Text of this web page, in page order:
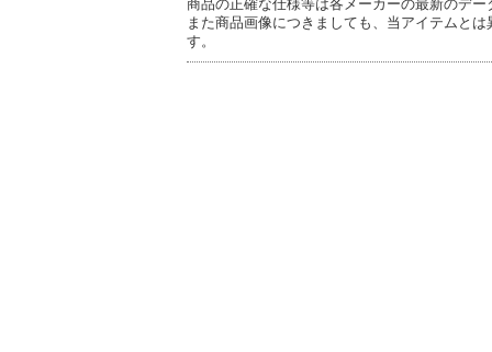
商品の正確な仕様等は各メーカーの最新のデ
また商品画像につきましても、当アイテムと
す。